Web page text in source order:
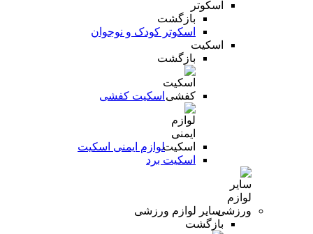
اسکوتر
بازگشت
اسکوتر کودک و نوجوان
اسکیت
بازگشت
اسکیت کفشی
لوازم ایمنی اسکیت
اسکیت برد
سایر لوازم ورزشی
بازگشت